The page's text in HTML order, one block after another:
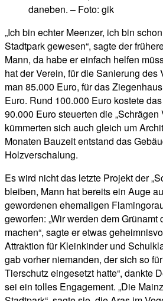
daneben. – Foto: gik
„Ich bin echter Meenzer, ich bin
Stadtpark gewesen“, sagte der
Mann, da habe er einfach helfen
hat der Verein, für die Sanierung des
man 85.000 Euro, für das
Euro. Rund 100.000 Euro kostete
90.000 Euro steuerten die „Schrägen
kümmerten sich auch gleich um
Monaten Bauzeit entstand das
Holzverschalung.
Es wird nicht das letzte Projekt der
bleiben, Mann hat bereits ein Auge
gewordenen ehemaligen
geworfen: „Wir werden dem Grünamt
machen“, sagte er etwas
Attraktion für Kleinkinder und
gab vorher niemanden, der sich so
Tierschutz eingesetzt hatte“, dankte
sei ein tolles Engagement. „Die